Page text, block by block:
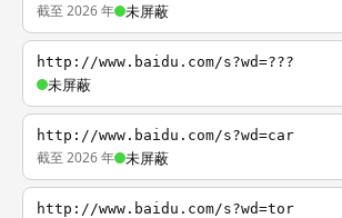
截至 2026 年 未屏蔽
http://www.baidu.com/s?wd=???
未屏蔽
http://www.baidu.com/s?wd=car
截至 2026 年 未屏蔽
http://www.baidu.com/s?wd=tor